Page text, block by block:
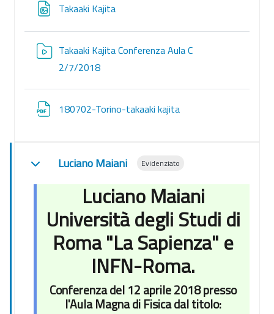
Takaaki Kajita
Takaaki Kajita Conferenza Aula C
2/7/2018Risorsa Video Kaltura
180702-Torino-takaaki kajita
MinimizzaLuciano Maiani Evidenziato
Luciano Maiani
Università degli Studi di
Roma "La Sapienza" e
INFN-Roma.
Conferenza del 12 aprile 2018 presso
l'Aula Magna di Fisica dal titolo: